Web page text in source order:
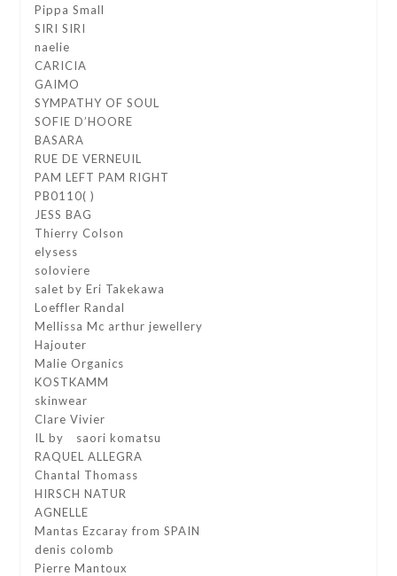
Pippa Small
SIRI SIRI
naelie
CARICIA
GAIMO
SYMPATHY OF SOUL
SOFIE D’HOORE
BASARA
RUE DE VERNEUIL
PAM LEFT PAM RIGHT
PB0110( )
JESS BAG
Thierry Colson
elysess
soloviere
salet by Eri Takekawa
Loeffler Randal
Mellissa Mc arthur jewellery
Hajouter
Malie Organics
KOSTKAMM
skinwear
Clare Vivier
IL by saori komatsu
RAQUEL ALLEGRA
Chantal Thomass
HIRSCH NATUR
AGNELLE
Mantas Ezcaray from SPAIN
denis colomb
Pierre Mantoux